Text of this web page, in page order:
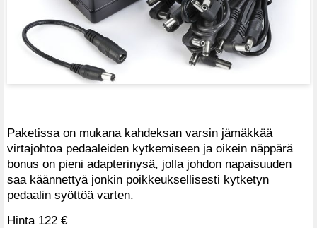
Paketissa on mukana kahdeksan varsin jämäkkää
virtajohtoa pedaaleiden kytkemiseen ja oikein näppärä
bonus on pieni adapterinysä, jolla johdon napaisuuden
saa käännettyä jonkin poikkeuksellisesti kytketyn
pedaalin syöttöä varten.
Hinta 122 €